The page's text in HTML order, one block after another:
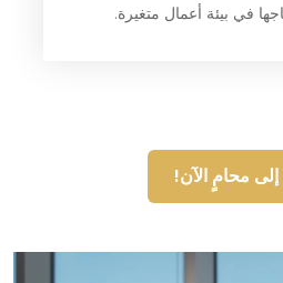
في بيئة أعمال متغيرة.
محامٍ الآن!